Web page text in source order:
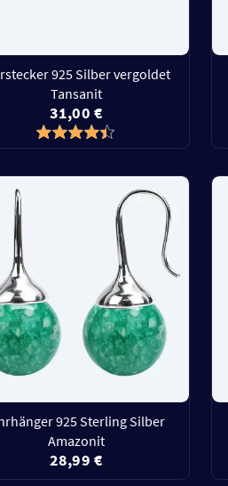
925 Silber vergoldet
Tansanit
31,00 €
925 Sterling Silber
Amazonit
28,99 €